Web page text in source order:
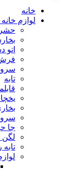
خانه
لوازم
اتو
تابه
جا
لگن